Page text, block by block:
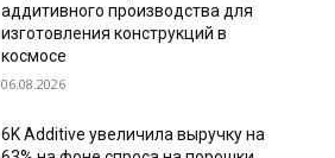
аддитивного производства для
изготовления конструкций в
космосе
06.08.2026
6K Additive увеличила выручку на